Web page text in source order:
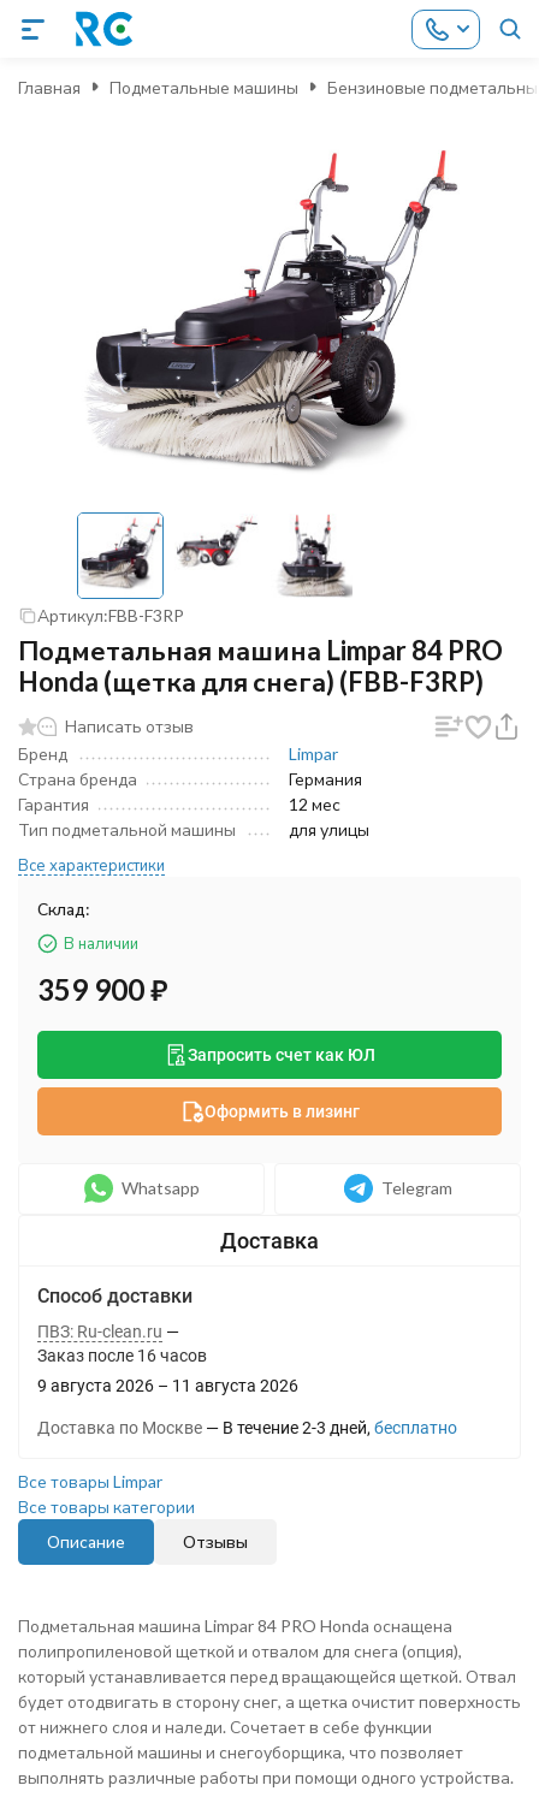
Главная Подметальные машины Бензиновые
Артикул:FBB-F3RP
Подметальная машина Limpar 84 PRO
Honda (щетка для снега) (FBB-F3RP)
Написать отзыв
Бренд
Limpar
Страна бренда
Германия
Гарантия
12 мес
Тип подметальной машины
для улицы
Все характеристики
Склад:
В наличии
359 900₽
Запросить счет как ЮЛ
Оформить в лизинг
Whatsapp Telegram
Способ доставки
ПВЗ: Ru-clean.ru
Заказ после 16часов
9 августа 2026 – 11 августа 2026
Доставка по Москве В течение2-3 дней Бесплатно
Все товары Limpar
Все товары категории
Описание
Отзывы
Подметальная машина Limpar 84 PRO Honda оснащена
полипропиленовой щеткой и отвалом для снега (опция),
который устанавливается перед вращающейся щеткой. Отвал
будет отодвигать в сторону снег, а щетка очистит поверхность
от нижнего слоя и наледи. Сочетает в себе функции
подметальной машины и снегоуборщика, что позволяет
выполнять различные работы при помощи одного устройства.